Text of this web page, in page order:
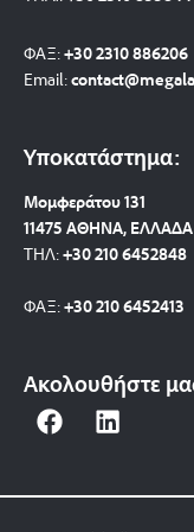
ΦΑΞ:+30 2310 886206
Email:
Υποκατάστημα:
Μομφεράτου 131
11475 ΑΘΗΝΑ, ΕΛΛΑΔΑ
ΤΗΛ:+30 210 6452848
ΦΑΞ:+30 210 6452413
Ακολουθήστε
F
e
L
k